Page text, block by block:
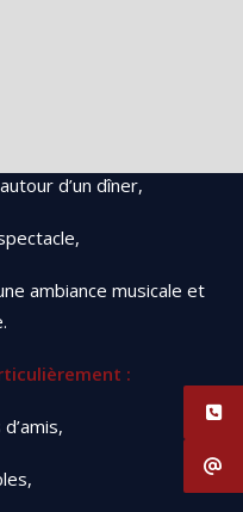
changer plusieurs
et spectacle
succès.
:
d’un dîner,
ambiance musicale et
: